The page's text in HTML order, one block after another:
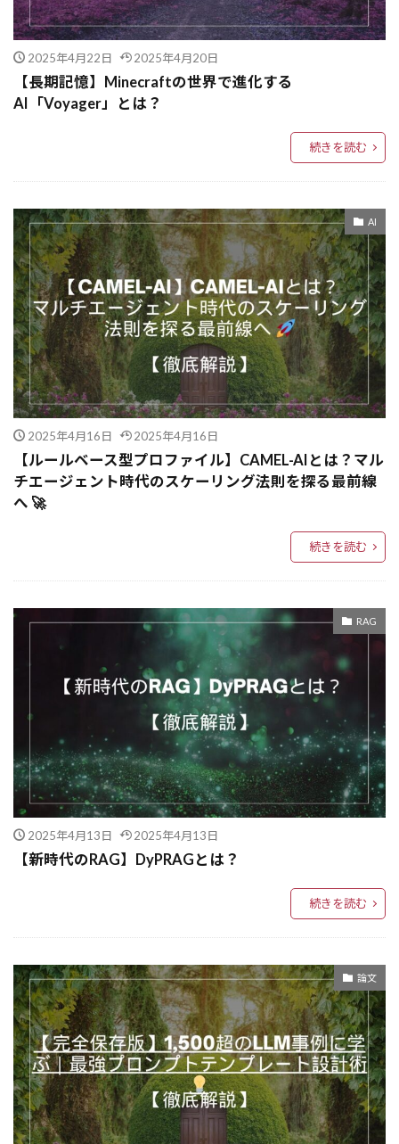
EC2フリート
EC2
DyPRAG
DocAgent
DynamoDB DX推進
DX
dump
DSPy DPO
DocQA
AIの安全性
AIアンケート
AIアプリ
AIアバター
AIアシスタント
AIの進化
AIの透明性
AIの課題
AIの覇権争い
AIの未来
AIの文体再現
AIの成功例
AIの思考
AIの失敗例
AIインフラ
AIの国際競争
AIによる自動化
AIによる数式簡約化
AIによる意思決定
AIによる世論分析
AIによるコード生成
AIと科学
AIと業務改革
AIと意思決定
AIと実験
AIと労働の未来
AIアーキテクチャ
AIエディタ
AIデータ生成
AIデバッグ
AIツール連携
AIツール統合
AIツール比較
AIツール
AIチューニング
AIソフトウェア開発
AIエラー管理
AIセキュリティ
AIスタートアップ
AIシミュレーション
AIシナリオ設計
AIシステム統合
AIサイバーセキュリティ
AIコーディング
AIコミュニティ
AIエージェント設計
AIエージェント
AIエンジニアリング
AIエンジニア
AIと倫理
AIパラダイムシフト
#SFT
#学習効率化
#データサイエンス
#ディープラーニング
#タスク管理
#オープンソース
#RLHF
#機械学習
#Perplexity #LLM
#GRPO
#GPT4o
#DeepSeekR1
#AzureAI
#AI革命
#AI研究 #AI活用
#AI技術
#AIモデル
#AIツール活用
#最新技術
2025年4月22日 2025年4月20日
【長期記憶】Minecraftの世界で進化する
AI「Voyager」とは？
続きを読む
AI
2025年4月16日 2025年4月16日
【ルールベース型プロファイル】CAMEL-AIとは？マル
チエージェント時代のスケーリング法則を探る最前線
へ 🚀
続きを読む
RAG
2025年4月13日 2025年4月13日
【新時代のRAG】DyPRAGとは？
続きを読む
論文